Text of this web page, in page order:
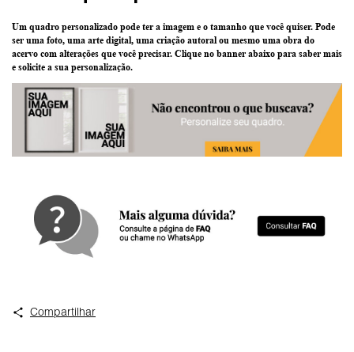
Um quadro personalizado pode ter a imagem e o tamanho que você quiser. Pode
ser uma foto, uma arte digital, uma criação autoral ou mesmo uma obra do
acervo com alterações que você precisar. Clique no banner abaixo para saber mais
e solicite a sua personalização.
Compartilhar